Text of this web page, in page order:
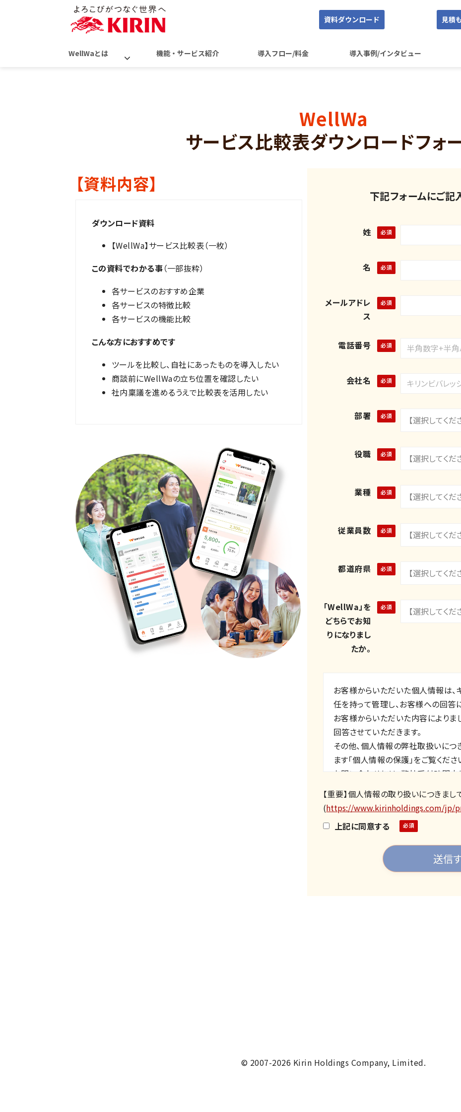
資料ダウンロード 見積
WellWaとは 機能・サービス紹介 導入フロー/料金 導入事例/インタビュー
WellWa
サービス比較表ダウンロードフォ
【資料内容】
ダウンロード資料
【WellWa】サービス比較表（一枚）
この資料でわかる事（一部抜粋）
各サービスのおすすめ企業
各サービスの特徴比較
各サービスの機能比較
こんな方におすすめです
ツールを比較し、自社にあったものを導入したい
商談前にWellWaの立ち位置を確認したい
社内稟議を進めるうえで比較表を活用したい
下記フォームにご記
姓
名
メールアドレ
ス
電話番号
会社名
部署
役職
業種
従業員数
都道府県
「WellWa」を
どちらでお知
りになりまし
たか。
お客様からいただいた個人情報は、
任を持って管理し、お客様への回答
お客様からいただいた内容によりま
回答させていただきます。
その他、個人情報の弊社取扱いにつ
ます「個人情報の保護」をご覧くださ
お問い合わせには、弊社受付時間
受付時間9:00～17:00（土・日・祝日を
お問い合わせの内容によりましては
る場合がございます。あらかじめご了
お問い合わせの内容（お客様からの
紹介など）によりましては、ご返事
らかじめご了承ください。
お客様情報の安全性確保のため、
まま一定時間経過すると自動的に
携帯電話へのメールによるご返事は
【重要】個人情報の取り扱いにつきまし
(https://www.kirinholdings.com/jp/
上記に同意する
© 2007-2026 Kirin Holdings Company, Limited.